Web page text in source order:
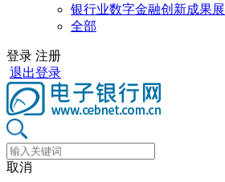
银行业数字金融创新成果展
全部
登录 注册
退出登录
取消